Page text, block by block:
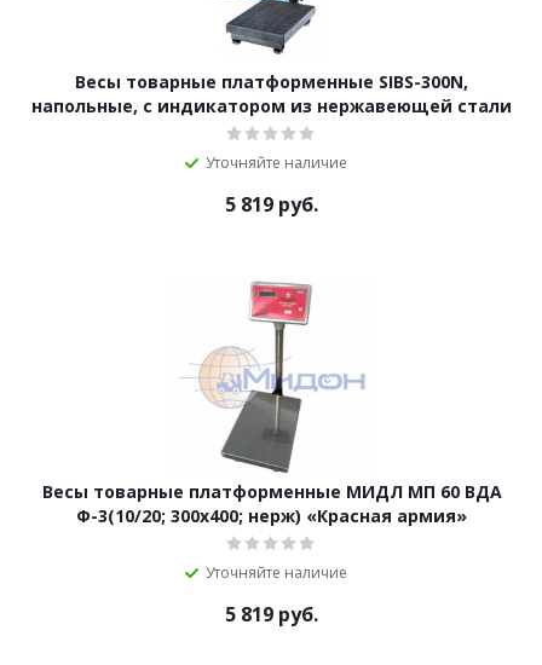
Весы товарные платформенные SIBS-300N,
напольные, с индикатором из нержавеющей стали
Уточняйте наличие
5 819 руб.
Весы товарные платформенные МИДЛ МП 60 ВДА
Ф-3(10/20; 300х400; нерж) «Красная армия»
Уточняйте наличие
5 819 руб.